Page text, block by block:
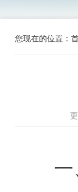
您现在的位置：